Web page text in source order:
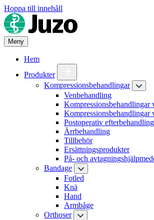
Hoppa till innehåll
Meny
Hem
Produkter
Kompressionsbehandlingar
Venbehandling
Kompressionsbehandlingar
Kompressionsbehandlingar
Postoperativ efterbehandling
Ärrbehandling
Tillbehör
Ersättningsprodukter
På- och
Bandage
Fotled
Knä
Hand
Armbåge
Orthoser